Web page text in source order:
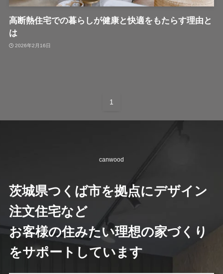
高断熱住宅での暮らしが健康と快適をもたらす理由と
は
2026年2月16日
1
canwood
茨城県つくば市を拠点にデザイン
注文住宅など
お客様の住みたい理想の家づくり
をサポートしています